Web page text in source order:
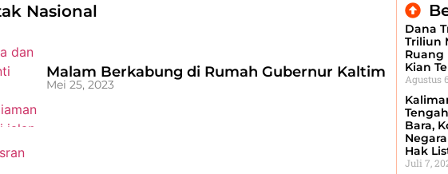
Nasional
Malam Berkabung di Rumah Gubernur Kaltim
Mei 25, 2023
Dana
Triliun
Ruang
Kian
Agustus
Bara,
Hak
Juli 7,